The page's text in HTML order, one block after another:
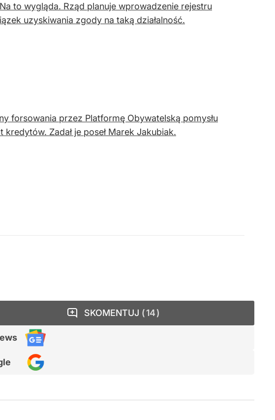
to wygląda. Rząd planuje wprowadzenie rejestru
uzyskiwania zgody na taką działalność.
forsowania przez Platformę Obywatelską pomysłu
Zadał je poseł Marek Jakubiak.
SKOMENTUJ 14